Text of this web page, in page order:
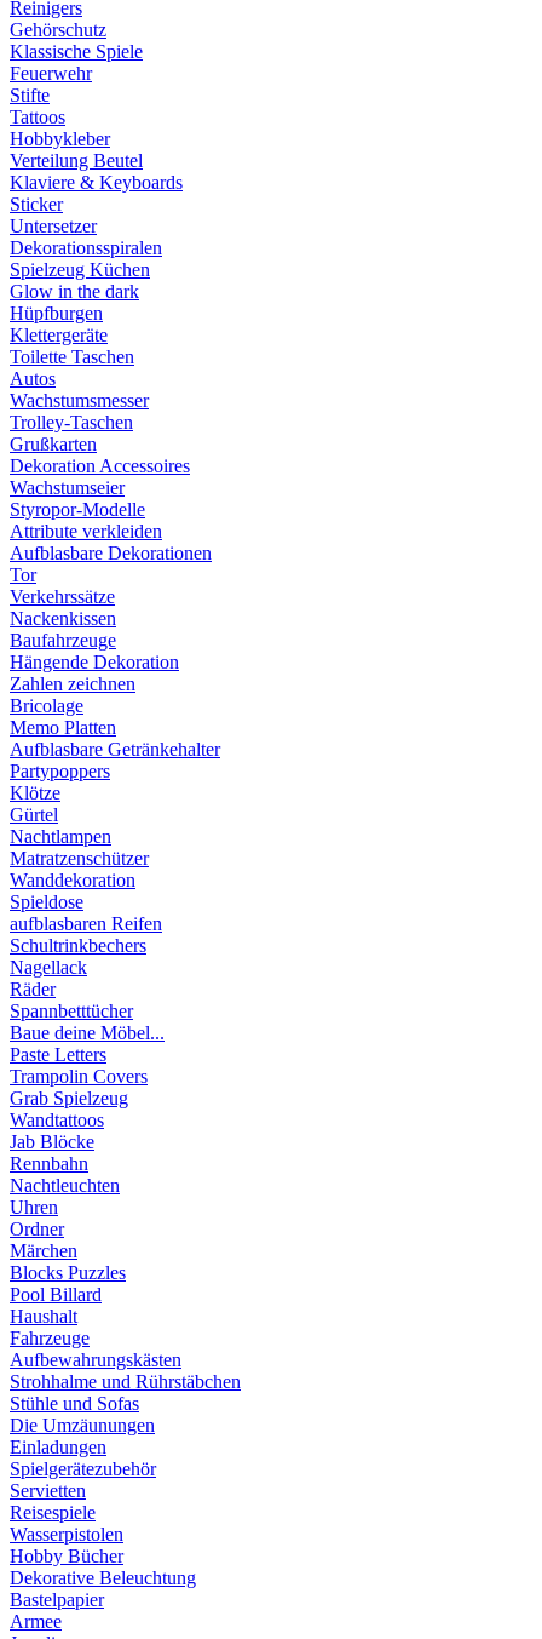
Reinigers
Gehörschutz
Klassische Spiele
Feuerwehr
Stifte
Tattoos
Hobbykleber
Verteilung Beutel
Klaviere & Keyboards
Sticker
Untersetzer
Dekorationsspiralen
Spielzeug Küchen
Glow in the dark
Hüpfburgen
Klettergeräte
Toilette Taschen
Autos
Wachstumsmesser
Trolley-Taschen
Grußkarten
Dekoration Accessoires
Wachstumseier
Styropor-Modelle
Attribute verkleiden
Aufblasbare Dekorationen
Tor
Verkehrssätze
Nackenkissen
Baufahrzeuge
Hängende Dekoration
Zahlen zeichnen
Bricolage
Memo Platten
Aufblasbare Getränkehalter
Partypoppers
Klötze
Gürtel
Nachtlampen
Matratzenschützer
Wanddekoration
Spieldose
aufblasbaren Reifen
Schultrinkbechers
Nagellack
Räder
Spannbetttücher
Baue deine Möbel...
Paste Letters
Trampolin Covers
Grab Spielzeug
Wandtattoos
Jab Blöcke
Rennbahn
Nachtleuchten
Uhren
Ordner
Märchen
Blocks Puzzles
Pool Billard
Haushalt
Fahrzeuge
Aufbewahrungskästen
Strohhalme und Rührstäbchen
Stühle und Sofas
Die Umzäunungen
Einladungen
Spielgerätezubehör
Servietten
Reisespiele
Wasserpistolen
Hobby Bücher
Dekorative Beleuchtung
Bastelpapier
Armee